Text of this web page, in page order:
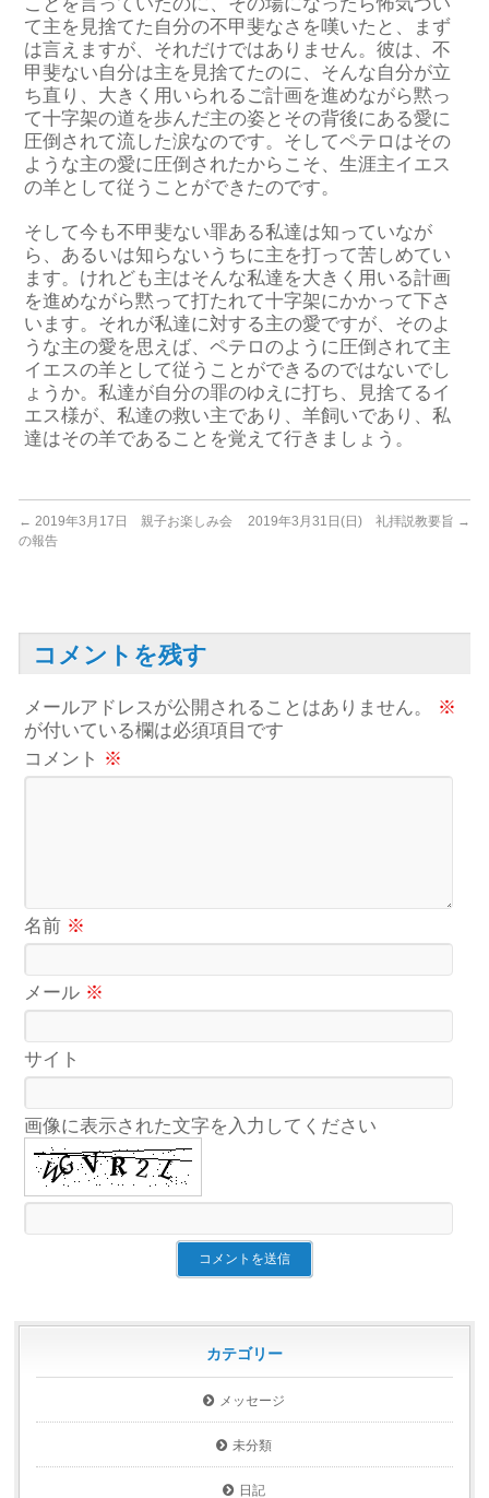
て主を見捨てた自分の不甲斐なさを嘆いたと、まず
は言えますが、それだけではありません。彼は、不
甲斐ない自分は主を見捨てたのに、そんな自分が立
ち直り、大きく用いられるご計画を進めながら黙っ
て十字架の道を歩んだ主の姿とその背後にある愛に
圧倒されて流した涙なのです。そしてペテロはその
ような主の愛に圧倒されたからこそ、生涯主イエス
の羊として従うことができたのです。
そして今も不甲斐ない罪ある私達は知っていなが
ら、あるいは知らないうちに主を打って苦しめてい
ます。けれども主はそんな私達を大きく用いる計画
を進めながら黙って打たれて十字架にかかって下さ
います。それが私達に対する主の愛ですが、そのよ
うな主の愛を思えば、ペテロのように圧倒されて主
イエスの羊として従うことができるのではないでし
ょうか。私達が自分の罪のゆえに打ち、見捨てるイ
エス様が、私達の救い主であり、羊飼いであり、私
達はその羊であることを覚えて行きましょう。
← 2019年3月17日 親子お楽しみ会
の報告
2019年3月31日(日) 礼拝説教要旨 →
コメントを残す
メールアドレスが公開されることはありません。
※
が付いている欄は必須項目です
コメント ※
名前 ※
メール ※
サイト
画像に表示された文字を入力してください
カテゴリー
メッセージ
未分類
日記